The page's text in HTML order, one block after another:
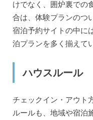
けでなく、囲炉裏での
合は、体験プランのつ
宿泊予約サイトの中に
泊プランを多く揃えて
ハウスルール
チェックイン・アウト
ルールも、地域や宿泊